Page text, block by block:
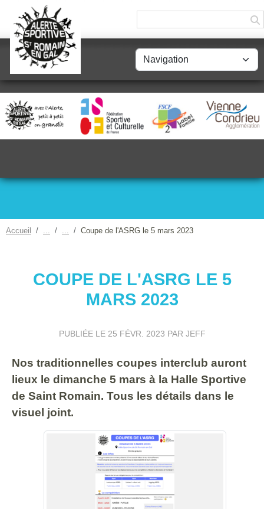
Accueil Coupe de l'ASRG le 5 mars 2023
COUPE DE L'ASRG LE 5
MARS 2023
PUBLIÉE LE 25 FÉVR. 2023 PAR JEFF
Nos traditionnelles coupes interclub auront
lieux le dimanche 5 mars à la Halle Sportive
de Saint Romain. Tous les détails dans le
visuel joint.
Panneau de gestion des cookies